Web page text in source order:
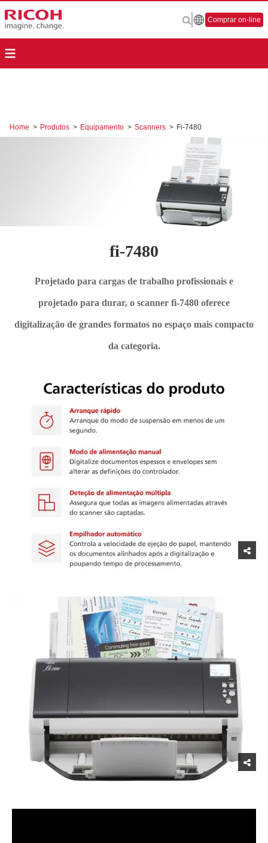
Comprar on-line
Home > Produtos > Equipamento > Scanners > Fi-7480
fi-7480
Projetado para cargas de trabalho profissionais e
projetado para durar, o scanner fi-7480 oferece
digitalização de grandes formatos no espaço mais compacto
da categoria.